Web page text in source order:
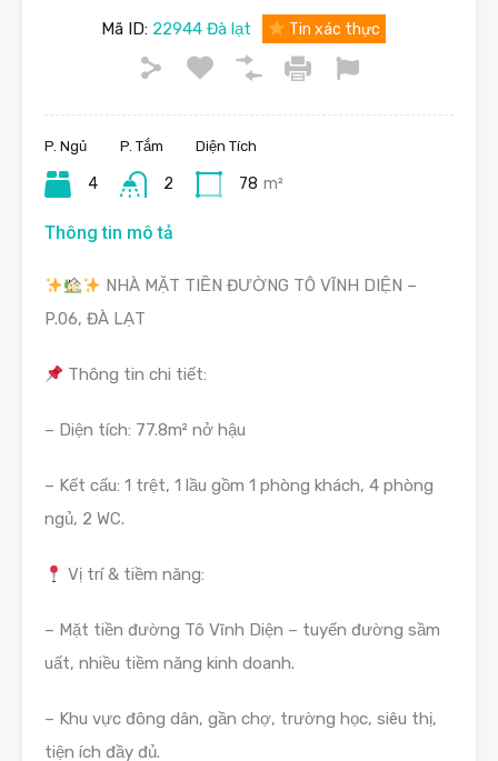
Mã ID: 22944 Đà lạt Tin xác thực
P. Ngủ
4
P. Tắm
2
Diện Tích
78 m²
Thông tin mô tả
NHÀ MẶT TIỀN ĐƯỜNG TÔ VĨNH DIỆN –
P.06, ĐÀ LẠT
Thông tin chi tiết:
– Diện tích: 77.8m² nở hậu
– Kết cấu: 1 trệt, 1 lầu gồm 1 phòng khách, 4 phòng
ngủ, 2 WC.
Vị trí & tiềm năng:
– Mặt tiền đường Tô Vĩnh Diện – tuyến đường sầm
uất, nhiều tiềm năng kinh doanh.
– Khu vực đông dân, gần chợ, trường học, siêu thị,
tiện ích đầy đủ.